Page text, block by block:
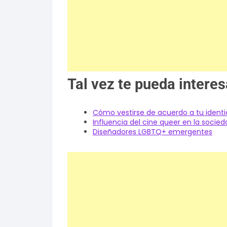
Tal vez te pueda
Cómo vestirse de acuerdo a tu
Influencia del cine queer en la
Diseñadores LGBTQ+ emergentes